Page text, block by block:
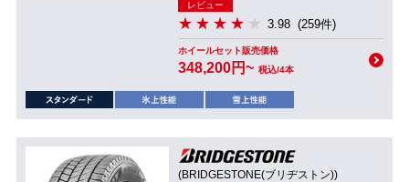
レビュー
3.98 (259件)
ホイールセット販売価格
348,200円~ 税込/4本
(BRIDGESTONE(ブリヂストン))